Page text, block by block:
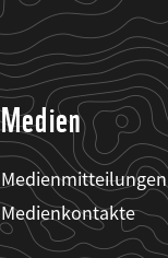
Medien
Medienmitteilungen
Medienkontakte